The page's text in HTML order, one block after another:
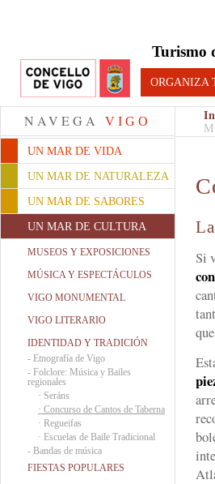
Turismo
ORGANIZA
NAVEGA VIGO
UN MAR DE VIDA
UN MAR DE NATURALEZA
UN MAR DE SABORES
UN MAR DE CULTURA
MUSEOS Y EXPOSICIONES
MÚSICA Y ESPECTÁCULOS
VIGO MONUMENTAL
VIGO LITERARIO
IDENTIDAD Y TRADICIÓN
- Etnografía de Vigo
- Folclore: Música y Bailes
regionales
· Seráns
· Concurso de Cantos de Taberna
· Regueifas
· Escuelas de Baile Tradicional
- Bandas de música
FIESTAS POPULARES
Si